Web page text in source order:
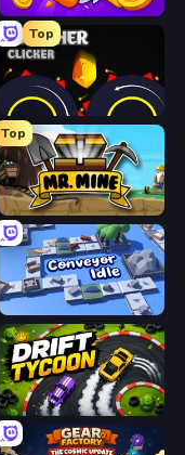
Farm Ring Idle
Top
Crusher Clicker
Top
Mr. Mine
Conveyor Idle
Drift Tycoon